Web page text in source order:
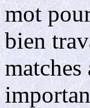
mot
bien